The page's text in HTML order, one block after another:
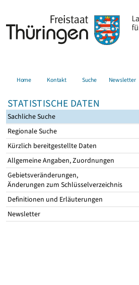
Home Kontakt Suche Newsletter
STATISTISCHE DATEN
Sachliche Suche
Regionale Suche
Kürzlich bereitgestellte Daten
Allgemeine Angaben, Zuordnungen
Gebietsveränderungen,
Änderungen zum Schlüsselverzeichnis
Definitionen und Erläuterungen
Newsletter